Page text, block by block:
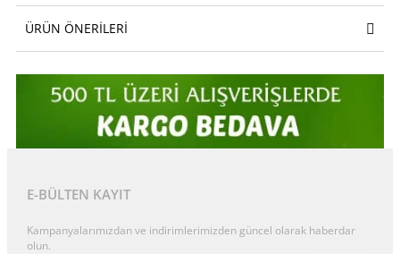
ÜRÜN ÖNERILERI
E-BÜLTEN KAYIT
Kampanyalarımızdan ve indirimlerimizden güncel olarak haberdar
olun.